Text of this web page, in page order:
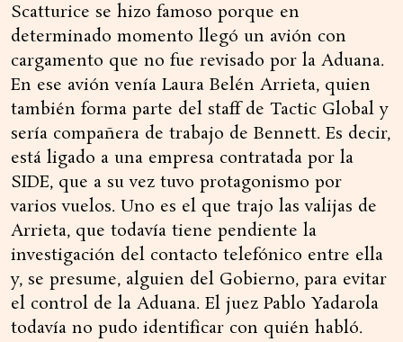
Scatturice se hizo famoso porque en
determinado momento llegó un avión con
cargamento que no fue revisado por la Aduana.
En ese avión venía Laura Belén Arrieta, quien
también forma parte del staff de Tactic Global y
sería compañera de trabajo de Bennett. Es decir,
está ligado a una empresa contratada por la
SIDE, que a su vez tuvo protagonismo por
varios vuelos. Uno es el que trajo las valijas de
Arrieta, que todavía tiene pendiente la
investigación del contacto telefónico entre ella
y, se presume, alguien del Gobierno, para evitar
el control de la Aduana. El juez Pablo Yadarola
todavía no pudo identificar con quién habló.